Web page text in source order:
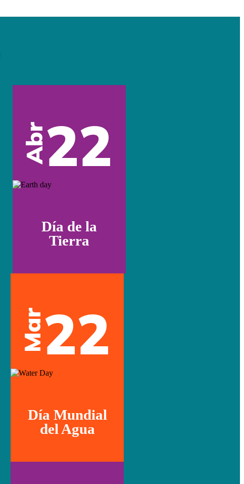
Abr22
Día de la
Tierra
Mar22
Día Mundial
del Agua